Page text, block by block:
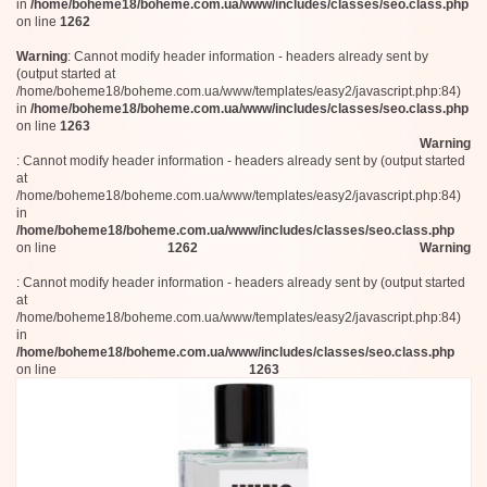
Nicolai Parfumeur Createur
Gritti
Eight & Bob
Masque
Chabaud Maison de Parfum
Agonist
Zarkoperfume
Aedes de Venustas
Maison Gabriella Chieffo
Evody Parfums
Ex Nihilo
Initio Parfums Prives
100 мл (Тестер)
100 мл (Тестер)
100 мл (Тестер)
100 мл
50 мл
100 мл
100 мл (Тестер)
100 мл
7,5 мл
100 мл
in /home/boheme18/boheme.com.ua/www/includes/classes/seo.class.php
on line 1262
Warning: Cannot modify header information - headers already sent by
(output started at
/home/boheme18/boheme.com.ua/www/templates/easy2/javascript.php:84)
in /home/boheme18/boheme.com.ua/www/includes/classes/seo.class.php
on line 1263
Warning
: Cannot modify header information - headers already sent by (output started
at
/home/boheme18/boheme.com.ua/www/templates/easy2/javascript.php:84)
in
/home/boheme18/boheme.com.ua/www/includes/classes/seo.class.php
on line
1262 Warning
: Cannot modify header information - headers already sent by (output started
at
/home/boheme18/boheme.com.ua/www/templates/easy2/javascript.php:84)
in
/home/boheme18/boheme.com.ua/www/includes/classes/seo.class.php
on line
1263